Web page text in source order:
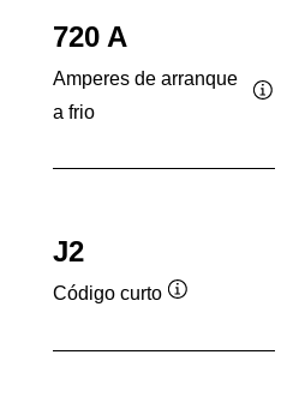
720 A
Amperes de arranque
a frio
J2
Código curto
ferramenta